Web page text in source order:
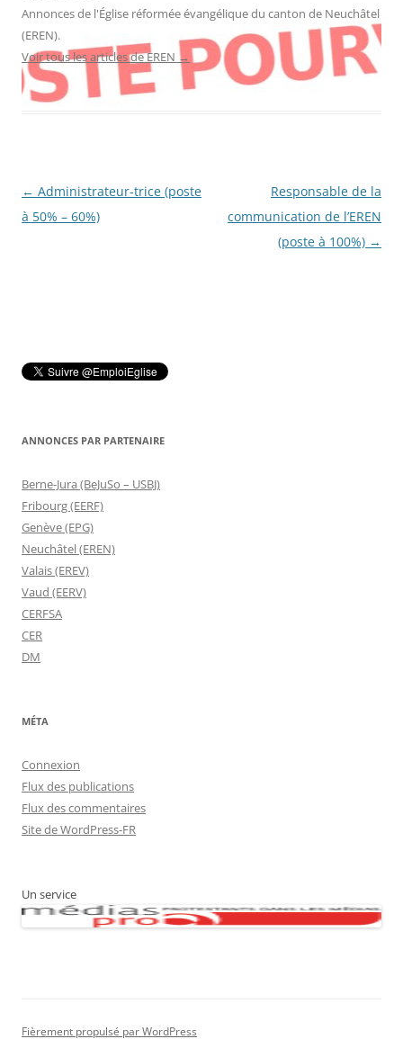
Annonces de l'Église réformée évangélique du canton de Neuchâtel
(EREN).
Voir tous les articles de EREN →
Navigation
des
← Administrateur-trice (poste
à 50% – 60%)
Responsable de la
communication de l’EREN
(poste à 100%) →
ANNONCES PAR PARTENAIRE
Berne-Jura (BeJuSo – USBJ)
Fribourg (EERF)
Genève (EPG)
Neuchâtel (EREN)
Valais (EREV)
Vaud (EERV)
CERFSA
CER
DM
MÉTA
Connexion
Flux des publications
Flux des commentaires
Site de WordPress-FR
Un service
Fièrement propulsé par WordPress